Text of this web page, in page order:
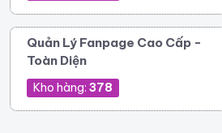
Quản Lý Fanpage Cao Cấp -
Toàn Diện
Kho hàng: 378